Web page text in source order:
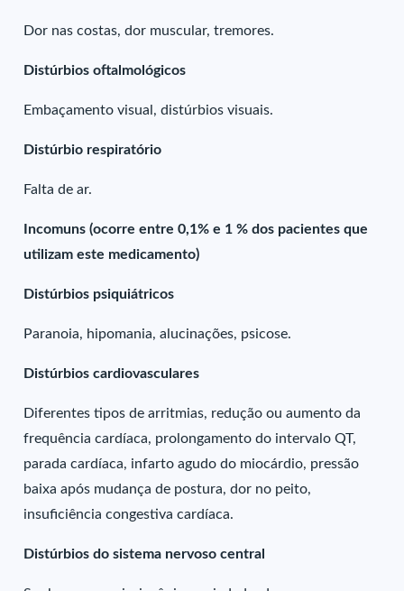
Dor nas costas, dor muscular, tremores.
Distúrbios oftalmológicos
Embaçamento visual, distúrbios visuais.
Distúrbio respiratório
Falta de ar.
Incomuns (ocorre entre 0,1% e 1 % dos pacientes que
utilizam este medicamento)
Distúrbios psiquiátricos
Paranoia, hipomania, alucinações, psicose.
Distúrbios cardiovasculares
Diferentes tipos de arritmias, redução ou aumento da
frequência cardíaca, prolongamento do intervalo QT,
parada cardíaca, infarto agudo do miocárdio, pressão
baixa após mudança de postura, dor no peito,
insuficiência congestiva cardíaca.
Distúrbios do sistema nervoso central